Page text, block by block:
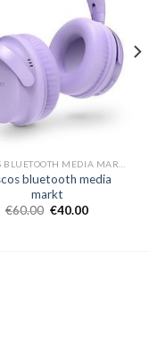
bluetooth media
markt
€60.00 €40.00